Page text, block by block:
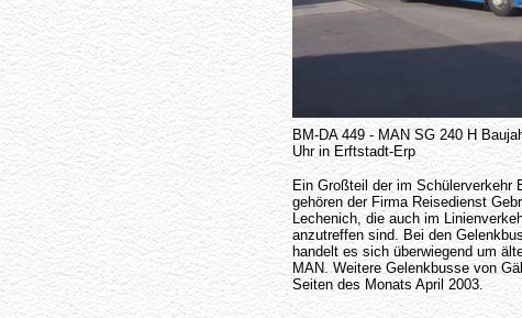
BM-DA 449 - MAN SG 240 H
Uhr in Erftstadt-Erp
Ein Großteil der im Schülerverkehr
gehören der Firma Reisedienst
Lechenich, die auch im
anzutreffen sind. Bei den
handelt es sich überwiegend um
MAN. Weitere Gelenkbusse von
Seiten des Monats April 2003.